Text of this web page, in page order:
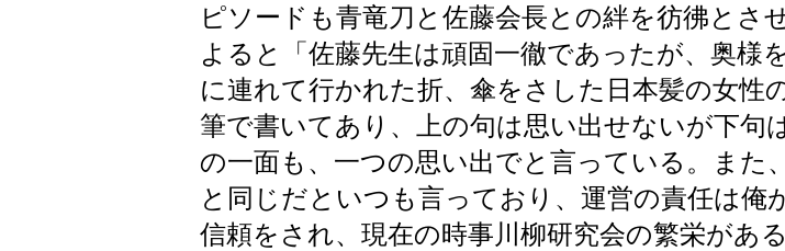
ピソードも青竜刀と佐藤会長との絆を彷彿とさ
よると「佐藤先生は頑固一徹であったが、奥様
に連れて行かれた折、傘をさした日本髪の女性
筆で書いてあり、上の句は思い出せないが下句
の一面も、一つの思い出でと言っている。また
と同じだといつも言っており、運営の責任は
信頼をされ、現在の時事川柳研究会の繁栄がある